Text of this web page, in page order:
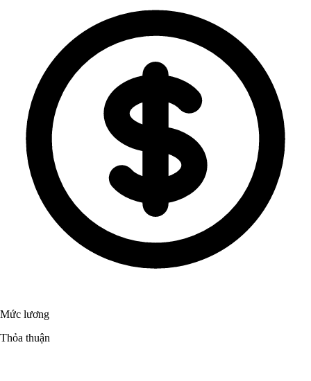
Mức lương
Thỏa thuận